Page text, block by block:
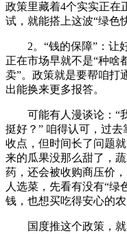
政策里藏着4个实实正在
试，就能搭上这波“绿色
2。“钱的保障”：让
正在市场早就不是“种啥
卖”。政策就是要帮咱打
出能换来更多报答。
可能有人漫谈论：“我
挺好？” 咱得认可，过
收点，但时间长了问题
来的瓜果没那么甜了，
药，还会被收购商压价
人选菜，先看有没有“绿
钱，也想买吃得安心的农
国度推这个政策，就